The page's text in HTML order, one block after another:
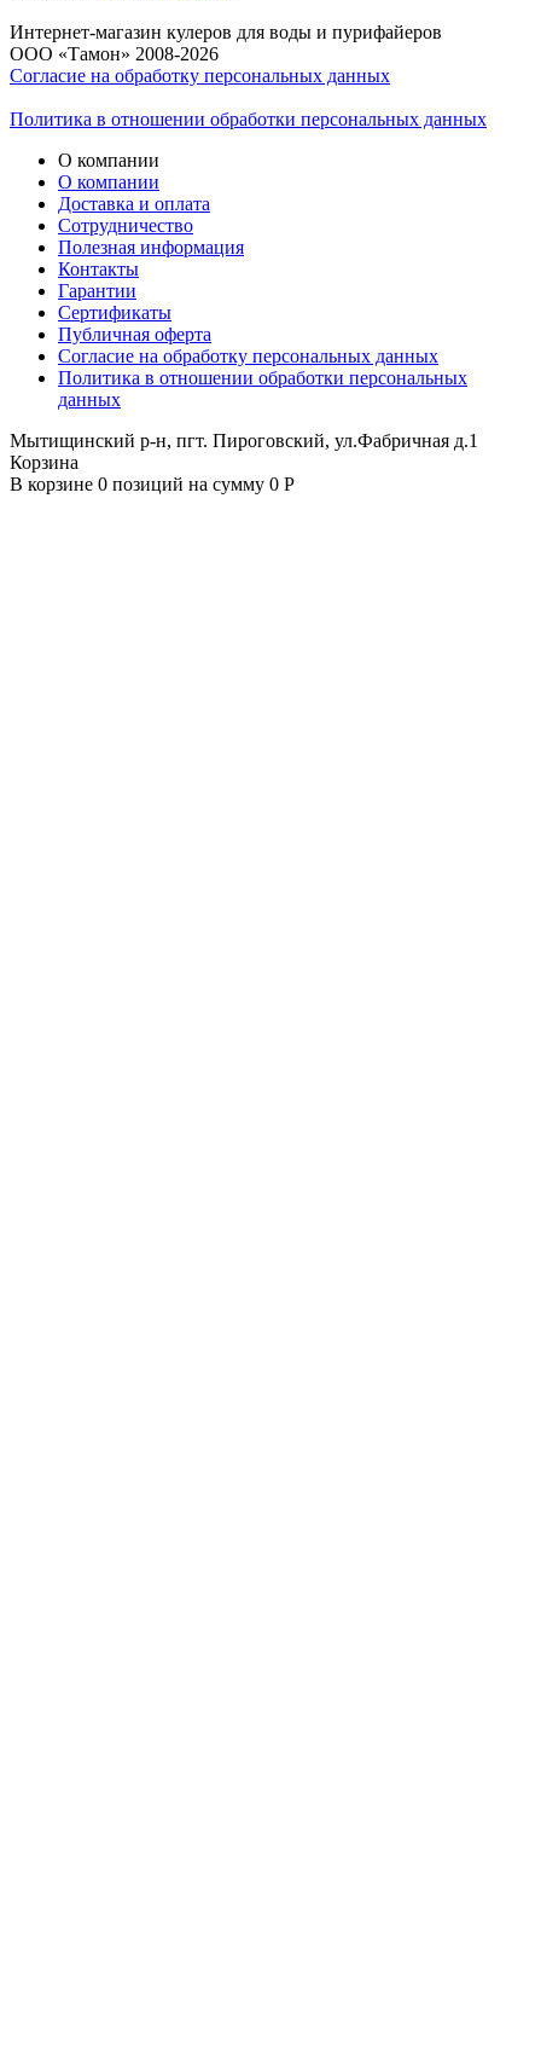
Интернет-магазин кулеров для воды и пурифайеров
ООО «Тамон» 2008-2026
Согласие на обработку персональных данных
Политика в отношении обработки персональных данных
О компании
О компании
Доставка и оплата
Сотрудничество
Полезная информация
Контакты
Гарантии
Сертификаты
Публичная оферта
Согласие на обработку персональных данных
Политика в отношении обработки персональных
данных
Мытищинский р-н, пгт. Пироговский, ул.Фабричная д.1
Корзина
В корзине 0 позиций на сумму 0 Р